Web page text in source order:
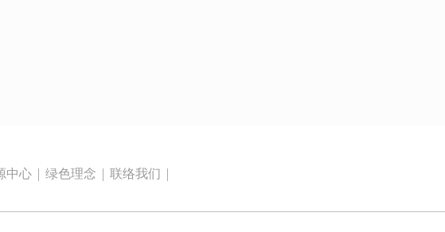
中心 绿色理念 联络我们